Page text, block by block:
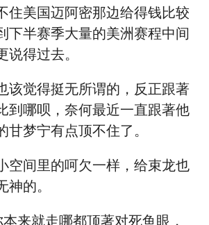
住美国迈阿密那边给得钱比较
下半赛季大量的美洲赛程中间
说得过去。
该觉得挺无所谓的，反正跟著
到哪呗，奈何最近一直跟著他
甘梦宁有点顶不住了。
空间里的呵欠一样，给束龙也
神的。
本来就走哪都顶著对死鱼眼，